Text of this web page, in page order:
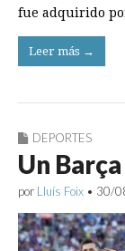
fue adquirido
Leer más →
DEPORTES
Un
por Lluís Foix • 30/